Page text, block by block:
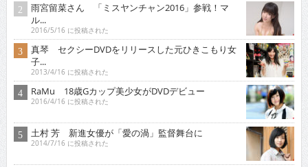
雨宮留菜さん 「ミスヤンチャン2016」参戦！マ
ル...
2016/5/16 に投稿された
真琴 セクシーDVDをリリースした元ひきこもり女
子...
2013/4/16 に投稿された
RaMu 18歳Gカップ美少女がDVDデビュー
2016/4/16 に投稿された
土村 芳 新進女優が「愛の渦」監督舞台に
2014/7/16 に投稿された